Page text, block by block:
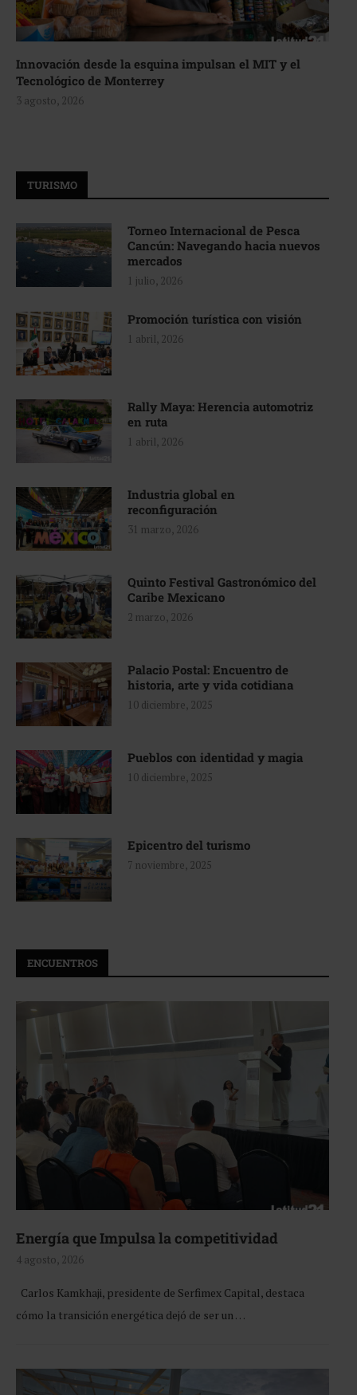
Innovación desde la esquina impulsan el MIT y el
Tecnológico de Monterrey
3 agosto, 2026
TURISMO
Torneo Internacional de Pesca
Cancún: Navegando hacia nuevos
mercados
1 julio, 2026
Promoción turística con visión
1 abril, 2026
Rally Maya: Herencia automotriz
en ruta
1 abril, 2026
Industria global en
reconfiguración
31 marzo, 2026
Quinto Festival Gastronómico del
Caribe Mexicano
2 marzo, 2026
Palacio Postal: Encuentro de
historia, arte y vida cotidiana
10 diciembre, 2025
Pueblos con identidad y magia
10 diciembre, 2025
Epicentro del turismo
7 noviembre, 2025
ENCUENTROS
Energía que Impulsa la competitividad
4 agosto, 2026
Carlos Kamkhaji, presidente de Serfimex Capital, destaca
cómo la transición energética dejó de ser un …